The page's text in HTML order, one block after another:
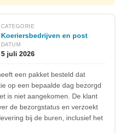
CATEGORIE
Koeriersbedrijven en post
DATUM
5 juli 2026
een pakket besteld dat
op een bepaalde dag bezorgd
is niet aangekomen. De klant
de bezorgstatus en verzoekt
bij de buren, inclusief het